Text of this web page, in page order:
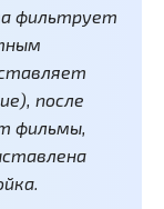
фильтрует
после
фильмы,